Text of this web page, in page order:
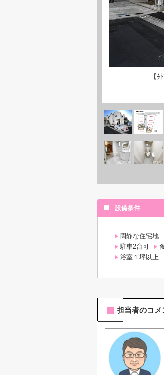
【
設備条件
閑静な住宅地
駐車2台可
浴室１坪以上
担当者のコメ